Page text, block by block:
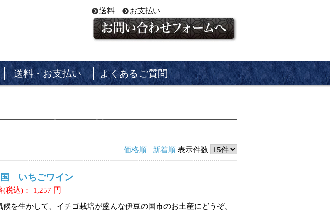
送料 お支払い
送料・お支払い よくあるご質問
価格順 新着順 表示件数
いちごワイン
(税込)： 1,257 円
候を生かして、イチゴ栽培が盛んな伊豆の国市のお土産にどうぞ。